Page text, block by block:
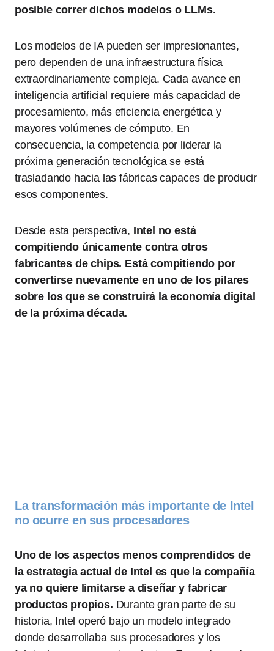
posible correr dichos modelos o LLMs.
Los modelos de IA pueden ser impresionantes,
pero dependen de una infraestructura física
extraordinariamente compleja. Cada avance en
inteligencia artificial requiere más capacidad de
procesamiento, más eficiencia energética y
mayores volúmenes de cómputo. En
consecuencia, la competencia por liderar la
próxima generación tecnológica se está
trasladando hacia las fábricas capaces de producir
esos componentes.
Desde esta perspectiva, Intel no está
compitiendo únicamente contra otros
fabricantes de chips. Está compitiendo por
convertirse nuevamente en uno de los pilares
sobre los que se construirá la economía digital
de la próxima década.
La transformación más importante de Intel
no ocurre en sus procesadores
Uno de los aspectos menos comprendidos de
la estrategia actual de Intel es que la compañía
ya no quiere limitarse a diseñar y fabricar
productos propios. Durante gran parte de su
historia, Intel operó bajo un modelo integrado
donde desarrollaba sus procesadores y los